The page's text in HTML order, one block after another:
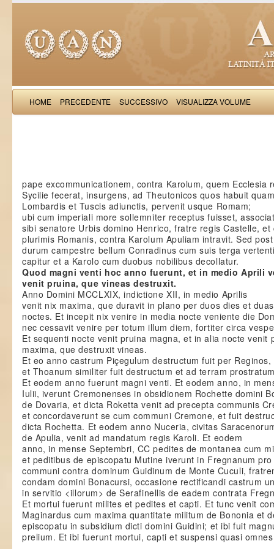
HOME PRECEDENTE SUCCESSIVO VISUALIZZA VOLUME
pape excommunicationem, contra Karolum, quem Ecclesia
Sycilie fecerat, insurgens, ad Theutonicos quos habuit
Lombardis et Tuscis adiunctis, pervenit usque Romam;
ubi cum imperiali more sollemniter receptus fuisset,
sibi senatore Urbis domino Henrico, fratre regis Castelle, et
plurimis Romanis, contra Karolum Apuliam intravit. Sed post
durum campestre bellum Conradinus cum suis terga
capitur et a Karolo cum duobus nobilibus decollatur.
Quod magni venti hoc anno fuerunt, et in medio Aprili
venit pruina, que vineas destruxit.
Anno Domini MCCLXIX, indictione XII, in medio Aprilis
venit nix maxima, que duravit in plano per duos dies et duas
noctes. Et incepit nix venire in media nocte veniente die
nec cessavit venire per totum illum diem, fortiter circa
Et sequenti nocte venit pruina magna, et in alia nocte venit
maxima, que destruxit vineas.
Et eo anno castrum Piçegulum destructum fuit per Reginos,
et Thoanum similiter fuit destructum et ad terram
Et eodem anno fuerunt magni venti. Et eodem anno, in
Iulii, iverunt Cremonenses in obsidionem Rochette domini
de Dovaria, et dicta Roketta venit ad precepta communis
et concordaverunt se cum communi Cremone, et fuit
dicta Rochetta. Et eodem anno Nuceria, civitas
de Apulia, venit ad mandatum regis Karoli. Et eodem
anno, in mense Septembri, CC pedites de montanea cum
et peditibus de episcopatu Mutine iverunt in Fregnanum pro
communi contra dominum Guidinum de Monte Cuculi,
condam domini Bonacursi, occasione rectificandi castrum
in servitio <illorum> de Serafinellis de eadem contrata
Et mortui fuerunt milites et pedites et capti. Et tunc venit
Maginardus cum maxima quantitate militum de Bononia et
episcopatu in subsidium dicti domini Guidini; et ibi fuit
prelium. Et ibi fuerunt mortui, capti et suspensi quasi